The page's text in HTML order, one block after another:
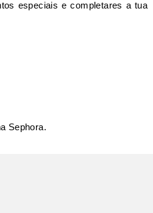
especiais e completares a tua
Sephora.